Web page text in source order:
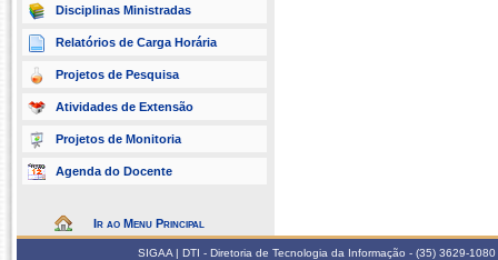
Disciplinas Ministradas
Relatórios de Carga Horária
Projetos de Pesquisa
Atividades de Extensão
Projetos de Monitoria
Agenda do Docente
Ir ao Menu Principal
SIGAA | DTI - Diretoria de Tecnologia da Informação - (35) 3629-